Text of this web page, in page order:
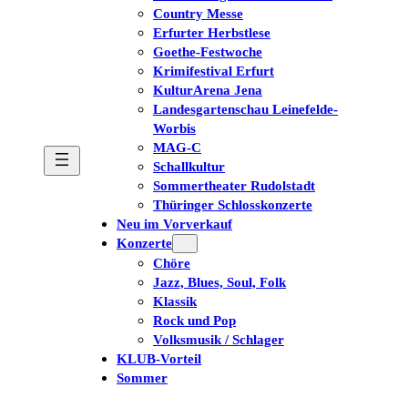
Country Messe
Erfurter Herbstlese
Goethe-Festwoche
Krimifestival Erfurt
KulturArena Jena
Landesgartenschau Leinefelde-
Worbis
MAG-C
Schallkultur
Sommertheater Rudolstadt
Thüringer Schlosskonzerte
Neu im Vorverkauf
Konzerte
Chöre
Jazz, Blues, Soul, Folk
Klassik
Rock und Pop
Volksmusik / Schlager
KLUB-Vorteil
Sommer